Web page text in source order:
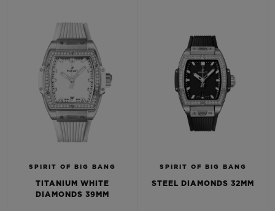
SPIRIT OF BIG BANG
TITANIUM WHITE
DIAMONDS 39MM
SPIRIT OF BIG BANG
STEEL DIAMONDS 32MM